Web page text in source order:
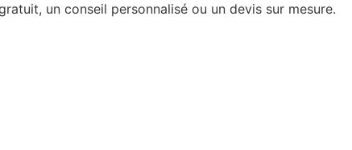
un conseil personnalisé ou un devis sur mesure.